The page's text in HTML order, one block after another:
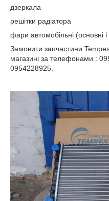
дзеркала
решітки радіатора
фари автомобільні (основні і
Замовити запчастини
магазині за телефонами :
0954228925.